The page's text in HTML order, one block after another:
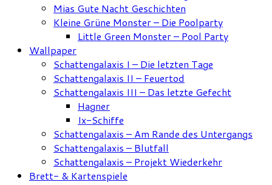
Mias Gute Nacht Geschichten
Kleine Grüne Monster – Die Poolparty
Little Green Monster – Pool Party
Wallpaper
Schattengalaxis I – Die letzten Tage
Schattengalaxis II – Feuertod
Schattengalaxis III – Das letzte Gefecht
Hagner
Ix-Schiffe
Schattengalaxis – Am Rande des Untergangs
Schattengalaxis – Blutfall
Schattengalaxis – Projekt Wiederkehr
Brett- & Kartenspiele